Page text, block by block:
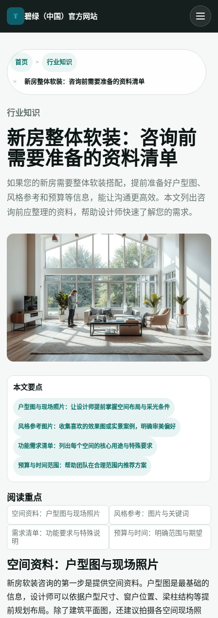
碧绿（中国）官方网站
首页 行业知识
新房整体软装：咨询前需要准备的资料清单
行业知识
新房整体软装：咨询前
需要准备的资料清单
如果您的新房需要整体软装搭配，提前准备好户型图、
风格参考和预算等信息，能让沟通更高效。本文列出咨
询前应整理的资料，帮助设计师快速了解您的需求。
本文要点
户型图与现场照片：让设计师提前掌握空间布局与采光条件
风格参考图片：收集喜欢的效果图或实景案例，明确审美偏好
功能需求清单：列出每个空间的核心用途与特殊要求
预算与时间范围：帮助团队在合理范围内推荐方案
阅读重点
空间资料：户型图与现场照片 风格参考：图片与关键词
需求清单：功能要求与特殊说
明
预算与时间：明确范围与期望
空间资料：户型图与现场照片
新房软装咨询的第一步是提供空间资料。户型图是最基础的
信息，设计师可以依据户型尺寸、窗户位置、梁柱结构等提
前规划布局。除了建筑平面图，还建议拍摄各空间现场照